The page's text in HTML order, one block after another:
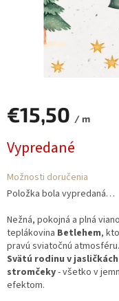
€15,50 / m
cena:
Vypredané
Možnosti doručenia
Položka bola vypredaná…
Nežná, pokojná a plná
teplákovina Betlehem,
pravú sviatočnú
Svätú rodinu v
stromčeky- všetko v
efektom.